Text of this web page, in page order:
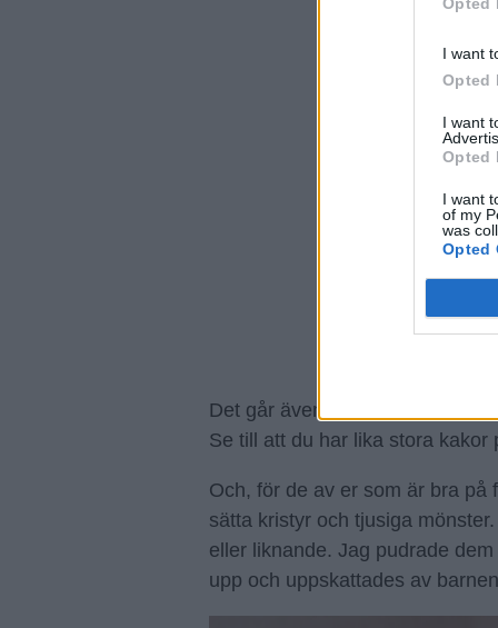
I want
Opted
I want
Opted
I want
of my
was
Opted
Det går även bra att skära
Se till att du har lika stora kakor
Och, för de av er som är bra på
sätta kristyr och tjusiga
eller liknande. Jag pudrade
upp och uppskattades av